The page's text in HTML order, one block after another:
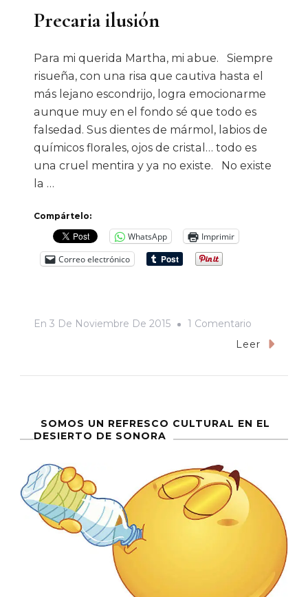
Precaria ilusión
Para mi querida Martha, mi abue. Siempre
risueña, con una risa que cautiva hasta el
más lejano escondrijo, logra emocionarme
aunque muy en el fondo sé que todo es
falsedad. Sus dientes de mármol, labios de
químicos florales, ojos de cristal… todo es
una cruel mentira y ya no existe. No existe
la …
Compártelo:
WhatsApp
Imprimir
Correo electrónico
En 3 De Noviembre De 2015 1 Comentario
Precaria
Leer
SOMOS UN REFRESCO CULTURAL EN EL
DESIERTO DE SONORA